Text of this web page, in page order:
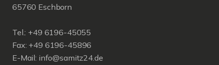
65760 Eschborn
Tel.: +49 6196-45055
Fax: +49 6196-45896
E-Mail: info@samitz24.de